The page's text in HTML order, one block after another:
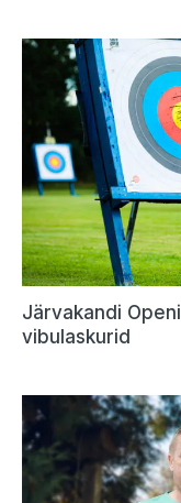
Järvakandi
vibulaskurid